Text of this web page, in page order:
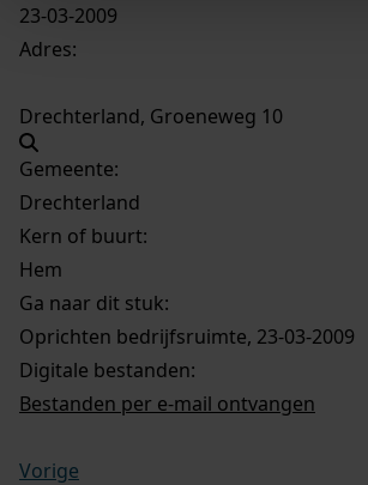
23-03-2009
Adres:
Drechterland, Groeneweg 10
Gemeente:
Drechterland
Kern of buurt:
Hem
Ga naar dit stuk:
Oprichten bedrijfsruimte, 23-03-2009
Digitale bestanden:
Bestanden per e-mail ontvangen
Vorige